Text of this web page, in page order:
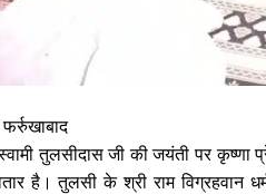
तुलसीदास जी की जयंती पर
है। तुलसी के श्री राम